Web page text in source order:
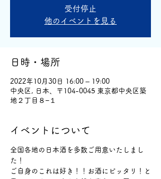
受付停止
他のイベントを見る
日時・場所
2022年10月30日 16:00 – 19:00
中央区, 日本、〒104-0045 東京都中央区築
地２丁目８−１
イベントについて
全国各地の日本酒を多数ご用意いたしまし
た！
ご自身のこれは好き！！お酒にピッタリ！と